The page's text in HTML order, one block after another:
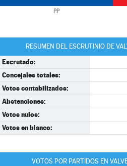
PP
RESUMEN DEL ESCRUTINIO DE
Escrutado:
Concejales totales:
Votos contabilizados:
Abstenciones:
Votos nulos:
Votos en blanco:
VOTOS POR PARTIDOS EN